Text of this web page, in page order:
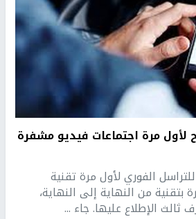
لأول مرة اجتماعات فيديو مشفرة
الفوري لأول مرة تقنية
بتقنية من النهاية إلى النهاية،
الإطلاع عليها. جاء ...